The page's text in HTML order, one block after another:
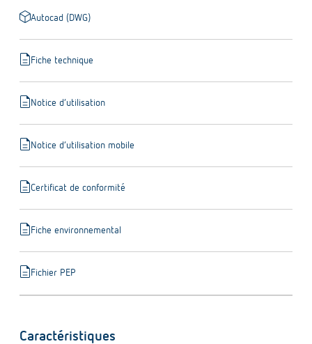
deployed_codeAutocad (DWG)
descriptionFiche technique
descriptionNotice d’utilisation
descriptionNotice d’utilisation mobile
descriptionCertificat de conformité
descriptionFiche environnemental
descriptionFichier PEP
Caractéristiques